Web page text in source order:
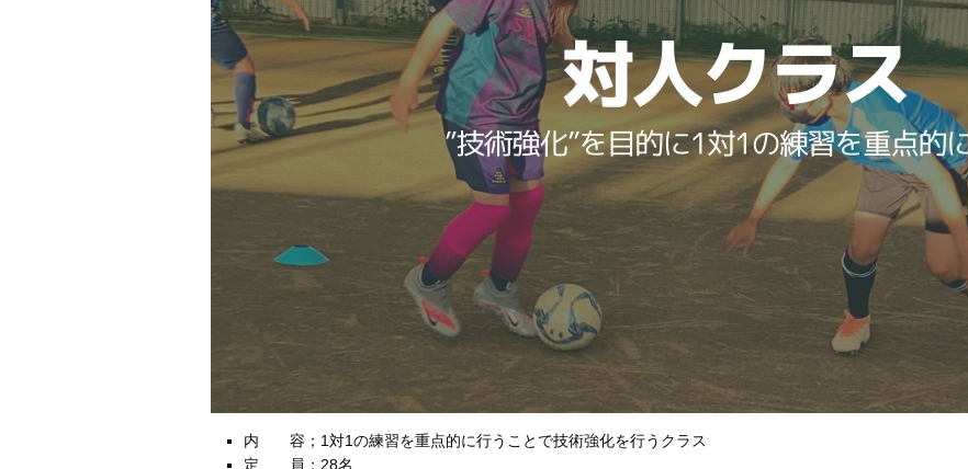
内 容；1対1の練習を重点的に行うことで技術強化を行うクラス
定 員；28名